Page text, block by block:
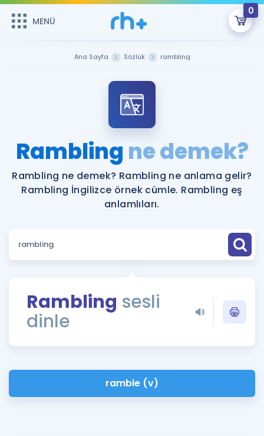
MENÜ
0
Şifremi Hatırlamıyorum
ÜYE DEĞİLİM
Sepetin Şu An Boş.
Remzi Hoca ile seni sınava hazırlayacak onlarca eğitim seni
bekliyor!
MENÜ
Katılımcı Görüşleri
Faydalı Araçlar
Sözlük
Rehberlik Aracı
ÖSYM Sınav Takvimi
Hakkımızda
Ana Sayfa Sözlük rambling
Rambling ne demek?
Rambling ne demek? Rambling ne anlama gelir?
Rambling İngilizce örnek cümle. Rambling eş
anlamlıları.
Rambling sesli
dinle
ramble (v)